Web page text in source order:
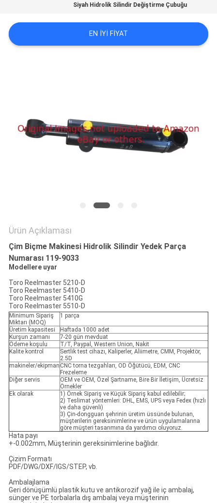
HABERLER
SITE
Siyah Hidrolik Silindir Değiştirme Çubuğu
EN IYI FIYAT
Ürün Açıklaması
Çim Biçme Makinesi Hidrolik Silindir Yedek Parça
Numarası 119-9033
Modellere uyar
Toro Reelmaster 5210-D
Toro Reelmaster 5410-D
Toro Reelmaster 5410G
Toro Reelmaster 5510-D
Minimum Sipariş
Miktarı (MOQ)
1 parça
Üretim kapasitesi
Haftada 1000 adet
Kurşun zamanı
7-20 gün mevduat
Ödeme koşulu
T/T, Paypal, Western Union, Nakit
Kalite kontrol
Sertlik test cihazı, Kaliperler, Aliimetre, CMM, Projektör,
2.5D
makineler/ekipman CNC torna tezgahları, OD Öğütücü, EDM, CNC
Frezeleme
Diğer servis
OEM ve OEM, Özel Şartname, Bire Bir İletişim, Ücretsiz
Örnekler
Ek olarak
1) Örnek Sipariş ve Küçük Sipariş kabul edilebilir;
2) Teslimat yöntemleri: DHL, EMS, UPS veya Fedex (hızlı
ve daha güvenli)
3) Çin-dongguan şehrinin üretim üssünde bulunan,
müşterilerin gereksinimlerine ve ürün uygulamalarına
göre müşteri tasarımına da yardımcı oluyoruz.
Hata payı
+-0.002mm, Müşterinin gereksinimlerine bağlıdır.
Çizim Formatı
PDF/DWG/DXF/IGS/STEP, vb.
Ambalajlama
Geri dönüşümlü plastik kutu ve antikorozif yağ ile iç ambalaj,
sünger ve PE torbalarla dış ambalaj veya müşterinin